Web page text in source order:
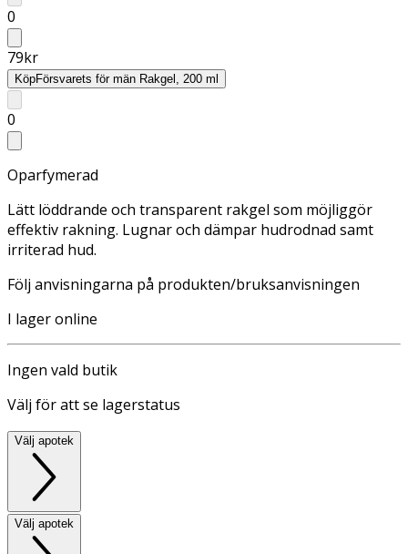
0
79kr
KöpFörsvarets för män Rakgel, 200 ml
0
Oparfymerad
Lätt löddrande och transparent rakgel som möjliggör
effektiv rakning. Lugnar och dämpar hudrodnad samt
irriterad hud.
Följ anvisningarna på produkten/bruksanvisningen
I lager online
Ingen vald butik
Välj för att se lagerstatus
Välj apotek
Välj apotek